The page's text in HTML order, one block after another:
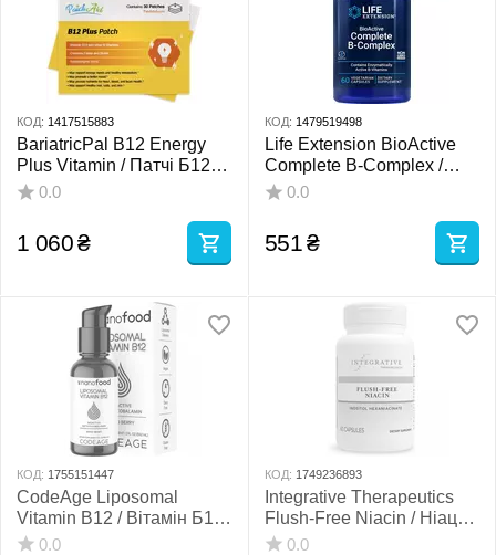
КОД: 1417515883
BariatricPal B12 Energy
Plus Vitamin / Патчі Б12
енергія плюс вітамін 30
0.0
1 060₴
КОД: 1479519498
Life Extension BioActive
Complete B-Complex /
Біоактивні комплекс
0.0
551₴
КОД: 1755151447
CodeAge Liposomal
Vitamin B12 / Вітамін Б12
/ Метилкобаламін рідкий
0.0
КОД: 1749236893
Integrative Therapeutics
Flush-Free Niacin / Ніацин
без почервоніння шкіри
0.0